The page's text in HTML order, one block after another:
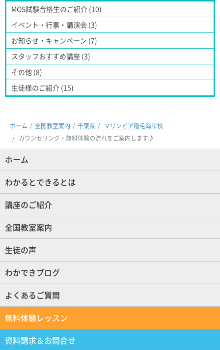
MOS試験合格生のご紹介 (10)
イベント・行事・講演会 (3)
お知らせ・キャンペーン (7)
スタッフおすすめ講座 (3)
その他 (8)
生徒様のご紹介 (15)
ホーム 全国教室案内 千葉県
マリンピア稲毛海岸校
カウンセリング・無料体験の流れをご案内します♪
ホーム
わかるとできるとは
講座のご紹介
全国教室案内
生徒の声
わかできブログ
よくあるご質問
無料体験レッスン
資料請求＆お問合せ